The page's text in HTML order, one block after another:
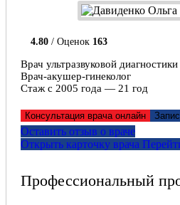
4.80 / Оценок 163
Врач ультразвуковой диагностики
Врач-акушер-гинеколог
Стаж с 2005 года — 21 год
Консультация врача онлайн
Оставить отзыв о враче
Открыть карточку врача
Профессиональный